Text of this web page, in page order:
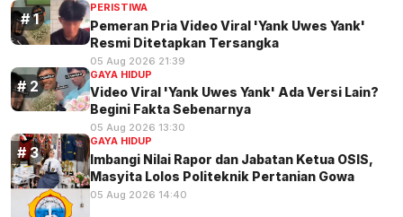
PERISTIWA
Pemeran Pria Video Viral 'Yank Uwes Yank'
Resmi Ditetapkan Tersangka
05 Aug 2026 21:39
GAYA HIDUP
Video Viral 'Yank Uwes Yank' Ada Versi Lain?
Begini Fakta Sebenarnya
05 Aug 2026 13:30
GAYA HIDUP
Imbangi Nilai Rapor dan Jabatan Ketua OSIS,
Masyita Lolos Politeknik Pertanian Gowa
05 Aug 2026 14:40